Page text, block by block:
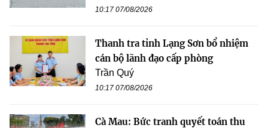
10:17 07/08/2026
Thanh tra tỉnh Lạng Sơn bổ nhiệm
cán bộ lãnh đạo cấp phòng
Trần Quý
10:17 07/08/2026
Cà Mau: Bức tranh quyết toán thu